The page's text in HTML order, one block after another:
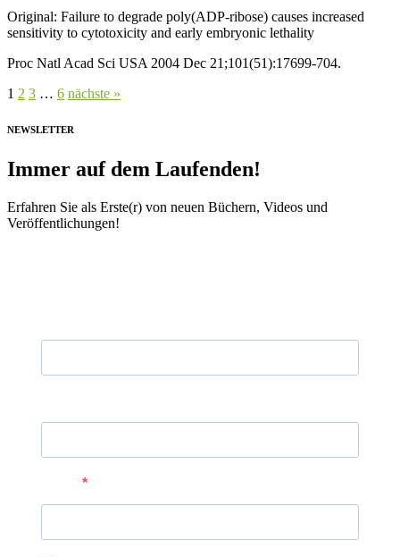
Original: Failure to degrade poly(ADP-ribose) causes increased
sensitivity to cytotoxicity and early embryonic lethality
Proc Natl Acad Sci USA 2004 Dec 21;101(51):17699-704.
1 2 3 … 6 nächste »
NEWSLETTER
Immer auf dem Laufenden!
Erfahren Sie als Erste(r) von neuen Büchern, Videos und
Veröffentlichungen!